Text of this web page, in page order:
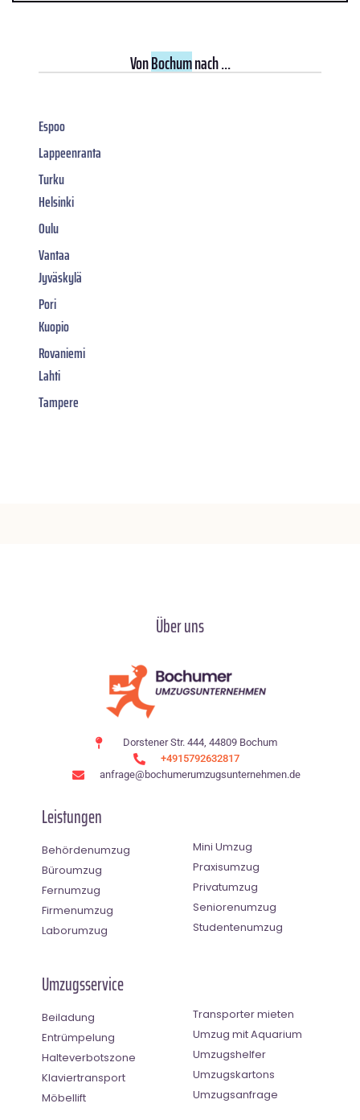
VonBochumnach ...
Espoo
Lappeenranta
Turku
Helsinki
Oulu
Vantaa
Jyväskylä
Pori
Kuopio
Rovaniemi
Lahti
Tampere
Über uns
Dorstener Str. 444, 44809 Bochum
+4915792632817
anfrage@bochumerumzugsunternehmen.de
Leistungen
Behördenumzug
Büroumzug
Fernumzug
Firmenumzug
Laborumzug
Mini Umzug
Praxisumzug
Privatumzug
Seniorenumzug
Studentenumzug
Umzugsservice
Beiladung
Entrümpelung
Halteverbotszone
Klaviertransport
Möbellift
Transporter mieten
Umzug mit Aquarium
Umzugshelfer
Umzugskartons
Umzugsanfrage